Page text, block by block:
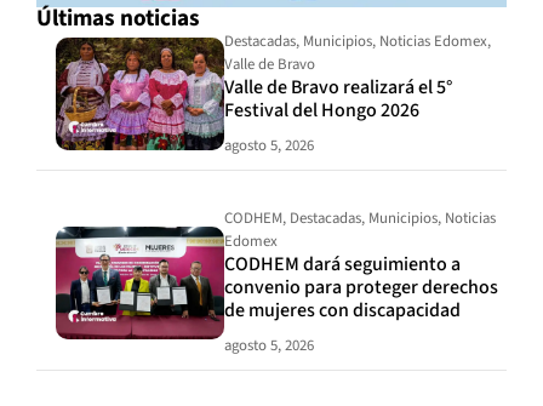
Últimas noticias
Destacadas, Municipios, Noticias Edomex,
Valle de Bravo
Valle de Bravo realizará el 5°
Festival del Hongo 2026
agosto 5, 2026
CODHEM, Destacadas, Municipios, Noticias
Edomex
CODHEM dará seguimiento a
convenio para proteger derechos
de mujeres con discapacidad
agosto 5, 2026